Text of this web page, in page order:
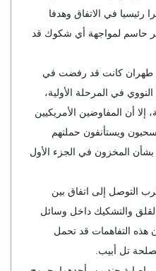
رئيسيا في الاتفاق وهدفا
حاسم لمواجهة أي شكوك قد
طهران كانت قد رفضت في
في المرحلة الأولية،
إلا أن المفاوضين الأمريكيين
ويستأنفون حملتهم
بشأن المخزون في الجزء الأول
قرب التوصل إلى اتفاق بين
القلق والتشكيك داخل وسائل
أن هذه التفاهمات قد تحمل
تل أبيب.